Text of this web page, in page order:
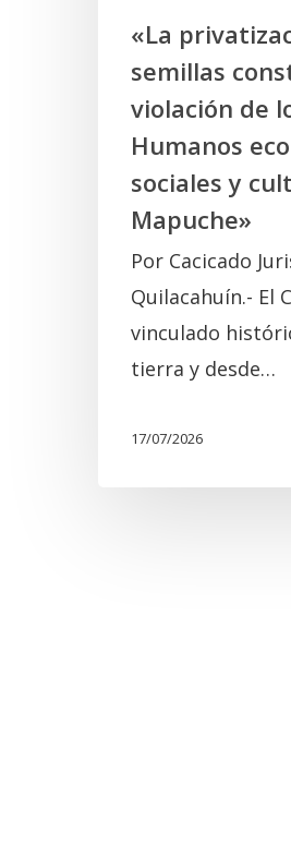
Derechos
Humanos
económicos,
sociales
culturales
Mapuche»
«La
semillas
violación de
Humanos
sociales y
Mapuche»
Por Cacicado
Quilacahuín.- El
vinculado
tierra y desde…
17/07/2026